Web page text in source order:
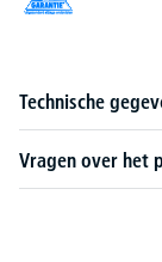
Technische
Vragen over het